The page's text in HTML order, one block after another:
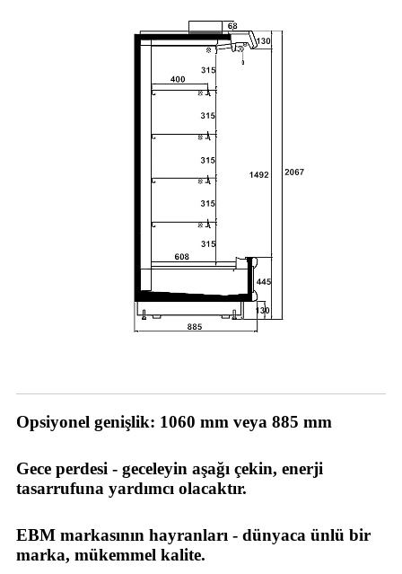
Opsiyonel genişlik: 1060 mm veya 885 mm
Gece perdesi - geceleyin aşağı çekin, enerji
tasarrufuna yardımcı olacaktır.
EBM markasının hayranları - dünyaca ünlü bir
marka, mükemmel kalite.